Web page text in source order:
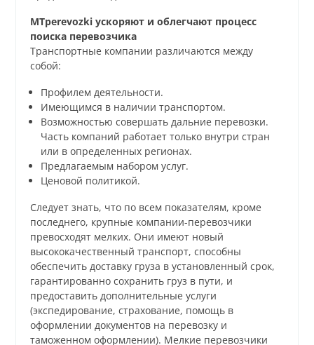
MTperevozki ускоряют и облегчают процесс
поиска перевозчика
Транспортные компании различаются между
собой:
Профилем деятельности.
Имеющимся в наличии транспортом.
Возможностью совершать дальние перевозки.
Часть компаний работает только внутри стран
или в определенных регионах.
Предлагаемым набором услуг.
Ценовой политикой.
Следует знать, что по всем показателям, кроме
последнего, крупные компании-перевозчики
превосходят мелких. Они имеют новый
высококачественный транспорт, способны
обеспечить доставку груза в установленный срок,
гарантированно сохранить груз в пути, и
предоставить дополнительные услуги
(экспедирование, страхование, помощь в
оформлении документов на перевозку и
таможенном оформлении). Мелкие перевозчики